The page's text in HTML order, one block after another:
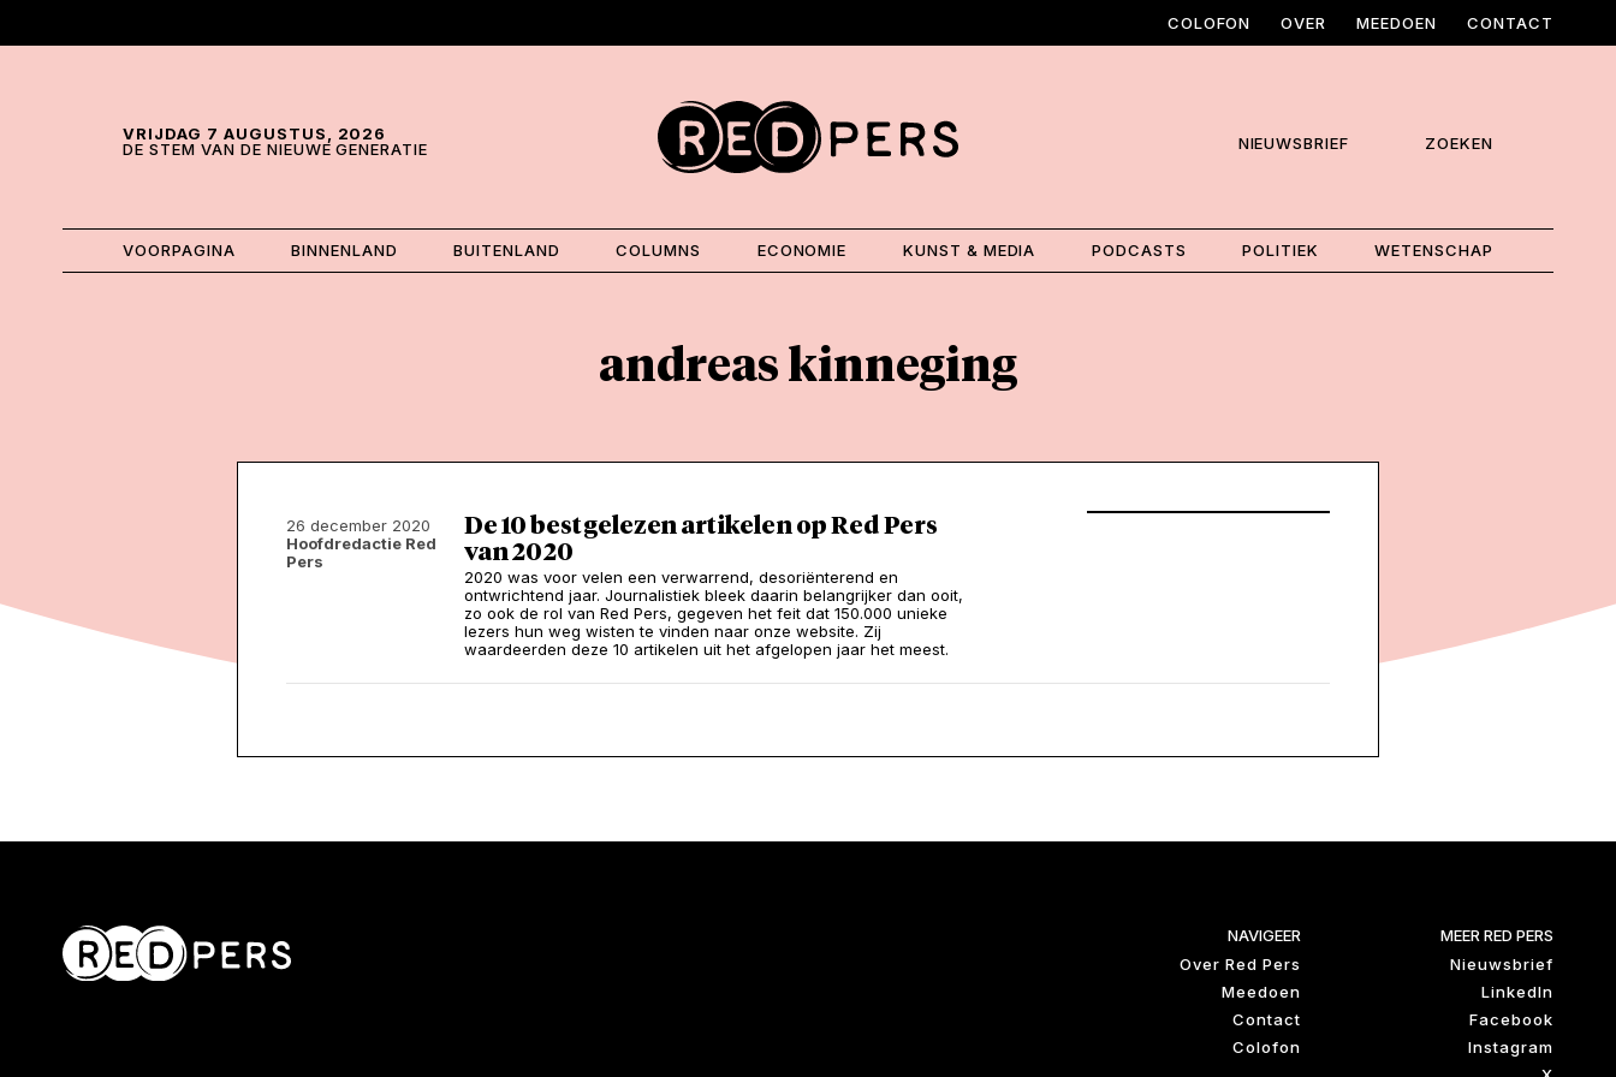
COLOFON OVER MEEDOEN CONTACT
VRIJDAG 7 AUGUSTUS, 2026
DE STEM VAN DE NIEUWE GENERATIE
NIEUWSBRIEF ZOEKEN
VOORPAGINA BINNENLAND BUITENLAND COLUMNS ECONOMIE KUNST & MEDIA PODCASTS POLITIEK WETENSCHAP
andreas kinneging
26 december 2020
Hoofdredactie Red
Pers
De 10 best gelezen artikelen op Red Pers
van 2020
2020 was voor velen een verwarrend, desoriënterend en
ontwrichtend jaar. Journalistiek bleek daarin belangrijker dan ooit,
zo ook de rol van Red Pers, gegeven het feit dat 150.000 unieke
lezers hun weg wisten te vinden naar onze website. Zij
waardeerden deze 10 artikelen uit het afgelopen jaar het meest.
NAVIGEER
Over Red Pers
Meedoen
Contact
Colofon
MEER RED PERS
Nieuwsbrief
LinkedIn
Facebook
Instagram